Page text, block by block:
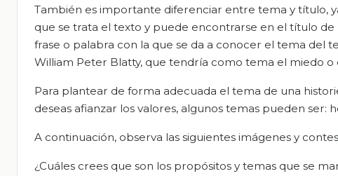
También es importante diferenciar entre tema y título,
que se trata el texto y puede encontrarse en el título
frase o palabra con la que se da a conocer el tema del
William Peter Blatty, que tendría como tema el miedo o
Para plantear de forma adecuada el tema de una
deseas afianzar los valores, algunos temas pueden
A continuación, observa las siguientes imágenes y
¿Cuáles crees que son los propósitos y temas que se